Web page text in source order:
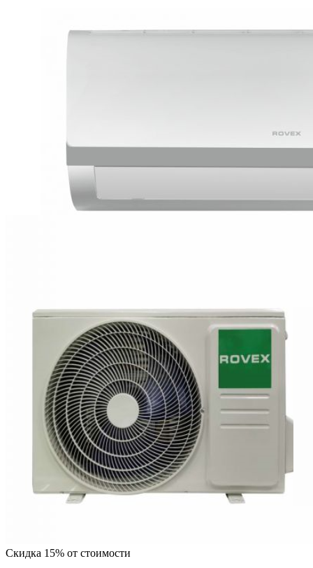
Скидка 15% от стоимости